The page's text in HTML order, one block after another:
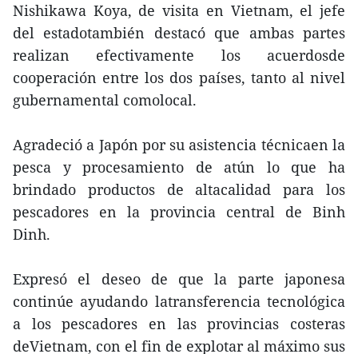
Nishikawa Koya, de visita en Vietnam, el jefe
del estadotambién destacó que ambas partes
realizan efectivamente los acuerdosde
cooperación entre los dos países, tanto al nivel
gubernamental comolocal.
Agradeció a Japón por su asistencia técnicaen la
pesca y procesamiento de atún lo que ha
brindado productos de altacalidad para los
pescadores en la provincia central de Binh
Dinh.
Expresó el deseo de que la parte japonesa
continúe ayudando latransferencia tecnológica
a los pescadores en las provincias costeras
deVietnam, con el fin de explotar al máximo sus